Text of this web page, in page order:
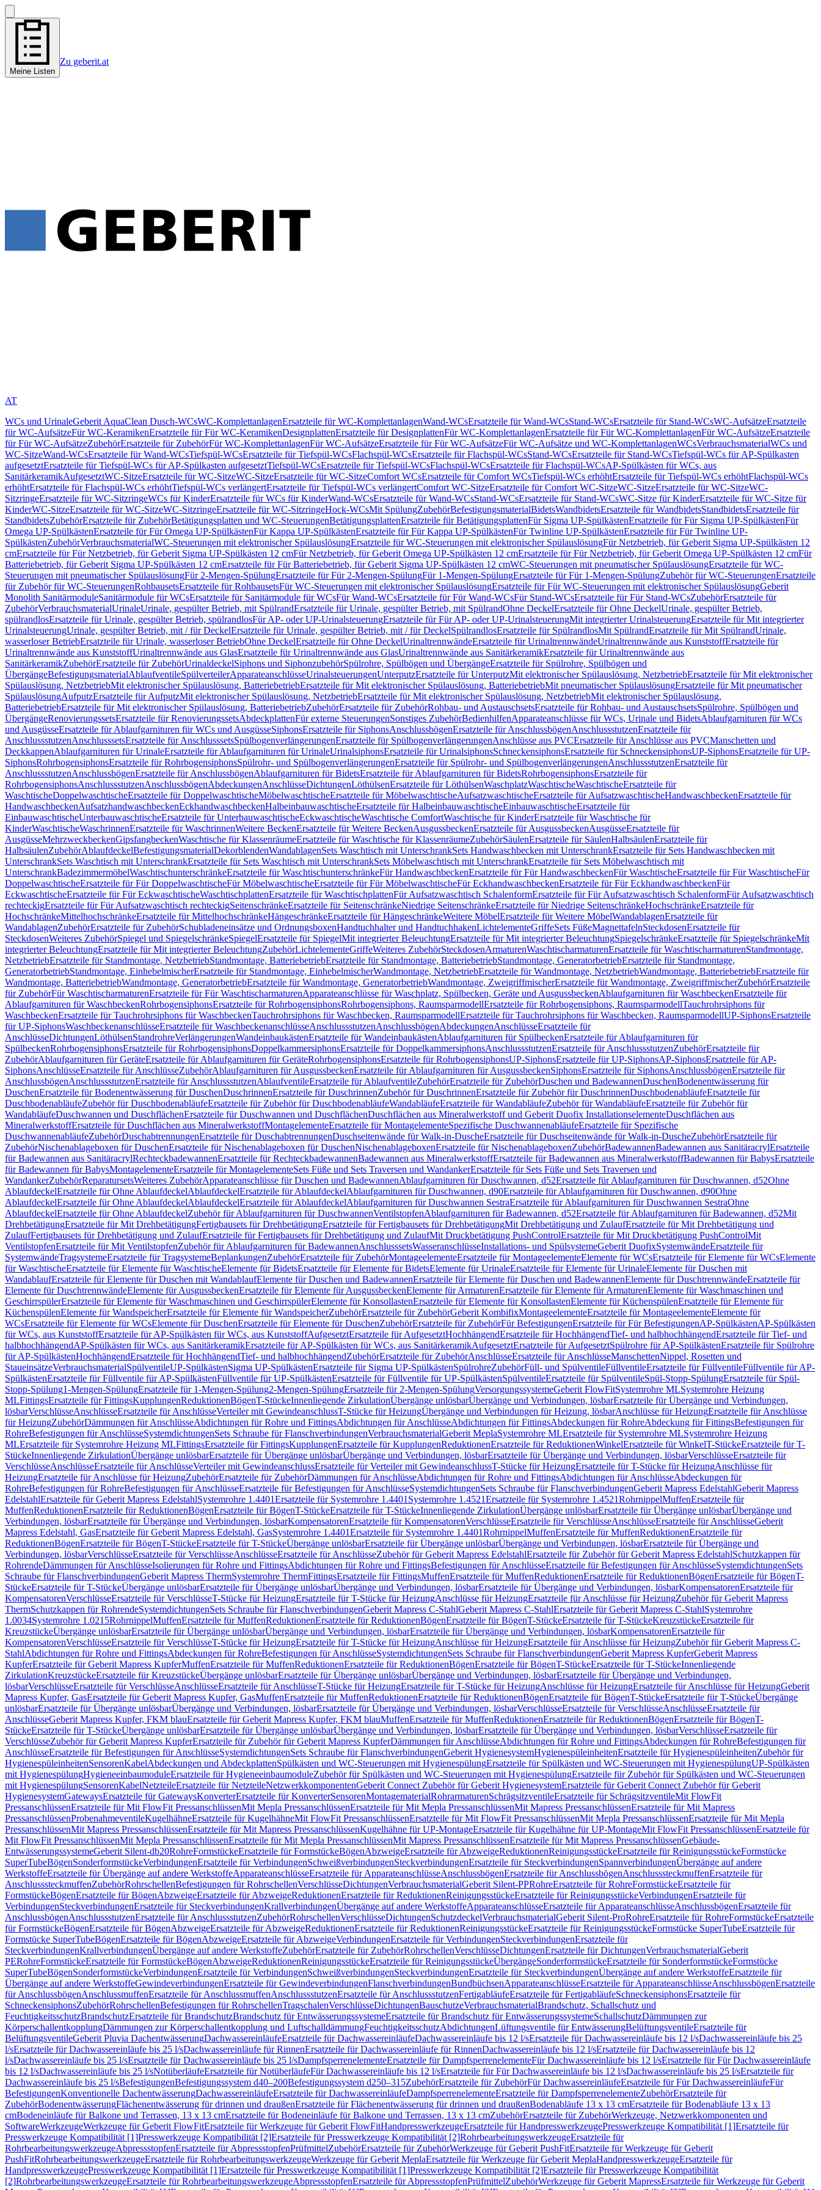
Meine Listen
Zu geberit.at
AT
WCs und UrinaleGeberit AquaClean Dusch-WCsWC-KomplettanlagenErsatzteile für WC-KomplettanlagenWand-WCsErsatzteile für Wand-WCsStand-WCsErsatzteile für Stand-WCsWC-AufsätzeErsatzteile
für WC-AufsätzeFür WC-KeramikenErsatzteile für Für WC-KeramikenDesignplattenErsatzteile für DesignplattenFür WC-KomplettanlagenErsatzteile für Für WC-KomplettanlagenFür WC-AufsätzeErsatzteile
für Für WC-AufsätzeZubehörErsatzteile für ZubehörFür WC-KomplettanlagenFür WC-AufsätzeErsatzteile für Für WC-AufsätzeFür WC-Aufsätze und WC-KomplettanlagenWCsVerbrauchsmaterialWCs und
WC-SitzeWand-WCsErsatzteile für Wand-WCsTiefspül-WCsErsatzteile für Tiefspül-WCsFlachspül-WCsErsatzteile für Flachspül-WCsStand-WCsErsatzteile für Stand-WCsTiefspül-WCs für AP-Spülkasten
aufgesetztErsatzteile für Tiefspül-WCs für AP-Spülkasten aufgesetztTiefspül-WCsErsatzteile für Tiefspül-WCsFlachspül-WCsErsatzteile für Flachspül-WCsAP-Spülkästen für WCs, aus
SanitärkeramikAufgesetztWC-SitzeErsatzteile für WC-SitzeWC-SitzeErsatzteile für WC-SitzeComfort WCsErsatzteile für Comfort WCsTiefspül-WCs erhöhtErsatzteile für Tiefspül-WCs erhöhtFlachspül-WCs
erhöhtErsatzteile für Flachspül-WCs erhöhtTiefspül-WCs verlängertErsatzteile für Tiefspül-WCs verlängertComfort WC-SitzeErsatzteile für Comfort WC-SitzeWC-SitzeErsatzteile für WC-SitzeWC-
SitzringeErsatzteile für WC-SitzringeWCs für KinderErsatzteile für WCs für KinderWand-WCsErsatzteile für Wand-WCsStand-WCsErsatzteile für Stand-WCsWC-Sitze für KinderErsatzteile für WC-Sitze für
KinderWC-SitzeErsatzteile für WC-SitzeWC-SitzringeErsatzteile für WC-SitzringeHock-WCsMit SpülungZubehörBefestigungsmaterialBidetsWandbidetsErsatzteile für WandbidetsStandbidetsErsatzteile für
StandbidetsZubehörErsatzteile für ZubehörBetätigungsplatten und WC-SteuerungenBetätigungsplattenErsatzteile für BetätigungsplattenFür Sigma UP-SpülkästenErsatzteile für Für Sigma UP-SpülkästenFür
Omega UP-SpülkästenErsatzteile für Für Omega UP-SpülkästenFür Kappa UP-SpülkästenErsatzteile für Für Kappa UP-SpülkästenFür Twinline UP-SpülkästenErsatzteile für Für Twinline UP-
SpülkästenZubehörVerbrauchsmaterialWC-Steuerungen mit elektronischer SpülauslösungErsatzteile für WC-Steuerungen mit elektronischer SpülauslösungFür Netzbetrieb, für Geberit Sigma UP-Spülkästen 12
cmErsatzteile für Für Netzbetrieb, für Geberit Sigma UP-Spülkästen 12 cmFür Netzbetrieb, für Geberit Omega UP-Spülkästen 12 cmErsatzteile für Für Netzbetrieb, für Geberit Omega UP-Spülkästen 12 cmFür
Batteriebetrieb, für Geberit Sigma UP-Spülkästen 12 cmErsatzteile für Für Batteriebetrieb, für Geberit Sigma UP-Spülkästen 12 cmWC-Steuerungen mit pneumatischer SpülauslösungErsatzteile für WC-
Steuerungen mit pneumatischer SpülauslösungFür 2-Mengen-SpülungErsatzteile für Für 2-Mengen-SpülungFür 1-Mengen-SpülungErsatzteile für Für 1-Mengen-SpülungZubehör für WC-SteuerungenErsatzteile
für Zubehör für WC-SteuerungenRohbausetsErsatzteile für RohbausetsFür WC-Steuerungen mit elektronischer SpülauslösungErsatzteile für Für WC-Steuerungen mit elektronischer SpülauslösungGeberit
Monolith SanitärmoduleSanitärmodule für WCsErsatzteile für Sanitärmodule für WCsFür Wand-WCsErsatzteile für Für Wand-WCsFür Stand-WCsErsatzteile für Für Stand-WCsZubehörErsatzteile für
ZubehörVerbrauchsmaterialUrinaleUrinale, gespülter Betrieb, mit SpülrandErsatzteile für Urinale, gespülter Betrieb, mit SpülrandOhne DeckelErsatzteile für Ohne DeckelUrinale, gespülter Betrieb,
spülrandlosErsatzteile für Urinale, gespülter Betrieb, spülrandlosFür AP- oder UP-UrinalsteuerungErsatzteile für Für AP- oder UP-UrinalsteuerungMit integrierter UrinalsteuerungErsatzteile für Mit integrierter
UrinalsteuerungUrinale, gespülter Betrieb, mit / für DeckelErsatzteile für Urinale, gespülter Betrieb, mit / für DeckelSpülrandlosErsatzteile für SpülrandlosMit SpülrandErsatzteile für Mit SpülrandUrinale,
wasserloser BetriebErsatzteile für Urinale, wasserloser BetriebOhne DeckelErsatzteile für Ohne DeckelUrinaltrennwändeErsatzteile für UrinaltrennwändeUrinaltrennwände aus KunststoffErsatzteile für
Urinaltrennwände aus KunststoffUrinaltrennwände aus GlasErsatzteile für Urinaltrennwände aus GlasUrinaltrennwände aus SanitärkeramikErsatzteile für Urinaltrennwände aus
SanitärkeramikZubehörErsatzteile für ZubehörUrinaldeckelSiphons und SiphonzubehörSpülrohre, Spülbögen und ÜbergängeErsatzteile für Spülrohre, Spülbögen und
ÜbergängeBefestigungsmaterialAblaufventileSpülverteilerApparateanschlüsseUrinalsteuerungenUnterputzErsatzteile für UnterputzMit elektronischer Spülauslösung, NetzbetriebErsatzteile für Mit elektronischer
Spülauslösung, NetzbetriebMit elektronischer Spülauslösung, BatteriebetriebErsatzteile für Mit elektronischer Spülauslösung, BatteriebetriebMit pneumatischer SpülauslösungErsatzteile für Mit pneumatischer
SpülauslösungAufputzErsatzteile für AufputzMit elektronischer Spülauslösung, NetzbetriebErsatzteile für Mit elektronischer Spülauslösung, NetzbetriebMit elektronischer Spülauslösung,
BatteriebetriebErsatzteile für Mit elektronischer Spülauslösung, BatteriebetriebZubehörErsatzteile für ZubehörRohbau- und AustauschsetsErsatzteile für Rohbau- und AustauschsetsSpülrohre, Spülbögen und
ÜbergängeRenovierungssetsErsatzteile für RenovierungssetsAbdeckplattenFür externe SteuerungenSonstiges ZubehörBedienhilfenApparateanschlüsse für WCs, Urinale und BidetsAblaufgarnituren für WCs
und AusgüsseErsatzteile für Ablaufgarnituren für WCs und AusgüsseSiphonsErsatzteile für SiphonsAnschlussbögenErsatzteile für AnschlussbögenAnschlussstutzenErsatzteile für
AnschlussstutzenAnschlusssetsErsatzteile für AnschlusssetsSpülbogenverlängerungenErsatzteile für SpülbogenverlängerungenAnschlüsse aus PVCErsatzteile für Anschlüsse aus PVCManschetten und
DeckkappenAblaufgarnituren für UrinaleErsatzteile für Ablaufgarnituren für UrinaleUrinalsiphonsErsatzteile für UrinalsiphonsSchneckensiphonsErsatzteile für SchneckensiphonsUP-SiphonsErsatzteile für UP-
SiphonsRohrbogensiphonsErsatzteile für RohrbogensiphonsSpülrohr- und SpülbogenverlängerungenErsatzteile für Spülrohr- und SpülbogenverlängerungenAnschlussstutzenErsatzteile für
AnschlussstutzenAnschlussbögenErsatzteile für AnschlussbögenAblaufgarnituren für BidetsErsatzteile für Ablaufgarnituren für BidetsRohrbogensiphonsErsatzteile für
RohrbogensiphonsAnschlussstutzenAnschlussbögenAbdeckungenAnschlüsseDichtungenLöthülsenErsatzteile für LöthülsenWaschplatzWaschtischeWaschtischeErsatzteile für
WaschtischeDoppelwaschtischeErsatzteile für DoppelwaschtischeMöbelwaschtischeErsatzteile für MöbelwaschtischeAufsatzwaschtischeErsatzteile für AufsatzwaschtischeHandwaschbeckenErsatzteile für
HandwaschbeckenAufsatzhandwaschbeckenEckhandwaschbeckenHalbeinbauwaschtischeErsatzteile für HalbeinbauwaschtischeEinbauwaschtischeErsatzteile für
EinbauwaschtischeUnterbauwaschtischeErsatzteile für UnterbauwaschtischeEckwaschtischeWaschtische ComfortWaschtische für KinderErsatzteile für Waschtische für
KinderWaschtischeWaschrinnenErsatzteile für WaschrinnenWeitere BeckenErsatzteile für Weitere BeckenAusgussbeckenErsatzteile für AusgussbeckenAusgüsseErsatzteile für
AusgüsseMehrzweckbeckenGipsfangbeckenWaschtische für KlassenräumeErsatzteile für Waschtische für KlassenräumeZubehörSäulenErsatzteile für SäulenHalbsäulenErsatzteile für
HalbsäulenZubehörAblaufdeckelBefestigungsmaterialDekorblendenWandablagenSets Waschtisch mit UnterschrankSets Handwaschbecken mit UnterschrankErsatzteile für Sets Handwaschbecken mit
UnterschrankSets Waschtisch mit UnterschrankErsatzteile für Sets Waschtisch mit UnterschrankSets Möbelwaschtisch mit UnterschrankErsatzteile für Sets Möbelwaschtisch mit
UnterschrankBadezimmermöbelWaschtischunterschränkeErsatzteile für WaschtischunterschränkeFür HandwaschbeckenErsatzteile für Für HandwaschbeckenFür WaschtischeErsatzteile für Für WaschtischeFür
DoppelwaschtischeErsatzteile für Für DoppelwaschtischeFür MöbelwaschtischeErsatzteile für Für MöbelwaschtischeFür EckhandwaschbeckenErsatzteile für Für EckhandwaschbeckenFür
EckwaschtischeErsatzteile für Für EckwaschtischeWaschtischplattenErsatzteile für WaschtischplattenFür Aufsatzwaschtisch SchalenformErsatzteile für Für Aufsatzwaschtisch SchalenformFür Aufsatzwaschtisch
rechteckigErsatzteile für Für Aufsatzwaschtisch rechteckigSeitenschränkeErsatzteile für SeitenschränkeNiedrige SeitenschränkeErsatzteile für Niedrige SeitenschränkeHochschränkeErsatzteile für
HochschränkeMittelhochschränkeErsatzteile für MittelhochschränkeHängeschränkeErsatzteile für HängeschränkeWeitere MöbelErsatzteile für Weitere MöbelWandablagenErsatzteile für
WandablagenZubehörErsatzteile für ZubehörSchubladeneinsätze und OrdnungsboxenHandtuchhalter und HandtuchhakenLichtelementeGriffeSets FüßeMagnettafelnSteckdosenErsatzteile für
SteckdosenWeiteres ZubehörSpiegel und SpiegelschränkeSpiegelErsatzteile für SpiegelMit integrierter BeleuchtungErsatzteile für Mit integrierter BeleuchtungSpiegelschränkeErsatzteile für SpiegelschränkeMit
integrierter BeleuchtungErsatzteile für Mit integrierter BeleuchtungZubehörLichtelementeGriffeWeiteres ZubehörSteckdosenArmaturenWaschtischarmaturenErsatzteile für WaschtischarmaturenStandmontage,
NetzbetriebErsatzteile für Standmontage, NetzbetriebStandmontage, BatteriebetriebErsatzteile für Standmontage, BatteriebetriebStandmontage, GeneratorbetriebErsatzteile für Standmontage,
GeneratorbetriebStandmontage, EinhebelmischerErsatzteile für Standmontage, EinhebelmischerWandmontage, NetzbetriebErsatzteile für Wandmontage, NetzbetriebWandmontage, BatteriebetriebErsatzteile für
Wandmontage, BatteriebetriebWandmontage, GeneratorbetriebErsatzteile für Wandmontage, GeneratorbetriebWandmontage, ZweigriffmischerErsatzteile für Wandmontage, ZweigriffmischerZubehörErsatzteile
für ZubehörFür WaschtischarmaturenErsatzteile für Für WaschtischarmaturenApparateanschlüsse für Waschplatz, Spülbecken, Geräte und AusgussbeckenAblaufgarnituren für WaschbeckenErsatzteile für
Ablaufgarnituren für WaschbeckenRohrbogensiphonsErsatzteile für RohrbogensiphonsRohrbogensiphons, RaumsparmodellErsatzteile für Rohrbogensiphons, RaumsparmodellTauchrohrsiphons für
WaschbeckenErsatzteile für Tauchrohrsiphons für WaschbeckenTauchrohrsiphons für Waschbecken, RaumsparmodellErsatzteile für Tauchrohrsiphons für Waschbecken, RaumsparmodellUP-SiphonsErsatzteile
für UP-SiphonsWaschbeckenanschlüsseErsatzteile für WaschbeckenanschlüsseAnschlussstutzenAnschlussbögenAbdeckungenAnschlüsseErsatzteile für
AnschlüsseDichtungenLöthülsenStandrohreVerlängerungenWandeinbaukästenErsatzteile für WandeinbaukästenAblaufgarnituren für SpülbeckenErsatzteile für Ablaufgarnituren für
SpülbeckenRohrbogensiphonsErsatzteile für RohrbogensiphonsDoppelkammersiphonsErsatzteile für DoppelkammersiphonsAnschlussstutzenErsatzteile für AnschlussstutzenZubehörErsatzteile für
ZubehörAblaufgarnituren für GeräteErsatzteile für Ablaufgarnituren für GeräteRohrbogensiphonsErsatzteile für RohrbogensiphonsUP-SiphonsErsatzteile für UP-SiphonsAP-SiphonsErsatzteile für AP-
SiphonsAnschlüsseErsatzteile für AnschlüsseZubehörAblaufgarnituren für AusgussbeckenErsatzteile für Ablaufgarnituren für AusgussbeckenSiphonsErsatzteile für SiphonsAnschlussbögenErsatzteile für
AnschlussbögenAnschlussstutzenErsatzteile für AnschlussstutzenAblaufventileErsatzteile für AblaufventileZubehörErsatzteile für ZubehörDuschen und BadewannenDuschenBodenentwässerung für
DuschenErsatzteile für Bodenentwässerung für DuschenDuschrinnenErsatzteile für DuschrinnenZubehör für DuschrinnenErsatzteile für Zubehör für DuschrinnenDuschbodenabläufeErsatzteile für
DuschbodenabläufeZubehör für DuschbodenabläufeErsatzteile für Zubehör für DuschbodenabläufeWandabläufeErsatzteile für WandabläufeZubehör für WandabläufeErsatzteile für Zubehör für
WandabläufeDuschwannen und DuschflächenErsatzteile für Duschwannen und DuschflächenDuschflächen aus Mineralwerkstoff und Geberit Duofix InstallationselementeDuschflächen aus
MineralwerkstoffErsatzteile für Duschflächen aus MineralwerkstoffMontagelementeErsatzteile für MontagelementeSpezifische DuschwannenabläufeErsatzteile für Spezifische
DuschwannenabläufeZubehörDuschabtrennungenErsatzteile für DuschabtrennungenDuschseitenwände für Walk-in-DuscheErsatzteile für Duschseitenwände für Walk-in-DuscheZubehörErsatzteile für
ZubehörNischenablageboxen für DuschenErsatzteile für Nischenablageboxen für DuschenNischenablageboxenErsatzteile für NischenablageboxenZubehörBadewannenBadewannen aus SanitäracrylErsatzteile
für Badewannen aus SanitäracrylRechteckbadewannenErsatzteile für RechteckbadewannenBadewannen aus MineralwerkstoffErsatzteile für Badewannen aus MineralwerkstoffBadewannen für BabysErsatzteile
für Badewannen für BabysMontagelementeErsatzteile für MontagelementeSets Füße und Sets Traversen und WandankerErsatzteile für Sets Füße und Sets Traversen und
WandankerZubehörReparatursetsWeiteres ZubehörApparateanschlüsse für Duschen und BadewannenAblaufgarnituren für Duschwannen, d52Ersatzteile für Ablaufgarnituren für Duschwannen, d52Ohne
AblaufdeckelErsatzteile für Ohne AblaufdeckelAblaufdeckelErsatzteile für AblaufdeckelAblaufgarnituren für Duschwannen, d90Ersatzteile für Ablaufgarnituren für Duschwannen, d90Ohne
AblaufdeckelErsatzteile für Ohne AblaufdeckelAblaufdeckelErsatzteile für AblaufdeckelAblaufgarnituren für Duschwannen SestraErsatzteile für Ablaufgarnituren für Duschwannen SestraOhne
AblaufdeckelErsatzteile für Ohne AblaufdeckelZubehör für Ablaufgarnituren für DuschwannenVentilstopfenAblaufgarnituren für Badewannen, d52Ersatzteile für Ablaufgarnituren für Badewannen, d52Mit
DrehbetätigungErsatzteile für Mit DrehbetätigungFertigbausets für DrehbetätigungErsatzteile für Fertigbausets für DrehbetätigungMit Drehbetätigung und ZulaufErsatzteile für Mit Drehbetätigung und
ZulaufFertigbausets für Drehbetätigung und ZulaufErsatzteile für Fertigbausets für Drehbetätigung und ZulaufMit Druckbetätigung PushControlErsatzteile für Mit Druckbetätigung PushControlMit
VentilstopfenErsatzteile für Mit VentilstopfenZubehör für Ablaufgarnituren für BadewannenAnschlusssetsWasseranschlüsseInstallations- und SpülsystemeGeberit DuofixSystemwändeErsatzteile für
SystemwändeTragsystemeErsatzteile für TragsystemeBeplankungenZubehörErsatzteile für ZubehörMontageelementeErsatzteile für MontageelementeElemente für WCsErsatzteile für Elemente für WCsElemente
für WaschtischeErsatzteile für Elemente für WaschtischeElemente für BidetsErsatzteile für Elemente für BidetsElemente für UrinaleErsatzteile für Elemente für UrinaleElemente für Duschen mit
WandablaufErsatzteile für Elemente für Duschen mit WandablaufElemente für Duschen und BadewannenErsatzteile für Elemente für Duschen und BadewannenElemente für DuschtrennwändeErsatzteile für
Elemente für DuschtrennwändeElemente für AusgussbeckenErsatzteile für Elemente für AusgussbeckenElemente für ArmaturenErsatzteile für Elemente für ArmaturenElemente für Waschmaschinen und
GeschirrspülerErsatzteile für Elemente für Waschmaschinen und GeschirrspülerElemente für KonsollastenErsatzteile für Elemente für KonsollastenElemente für KüchenspülenErsatzteile für Elemente für
KüchenspülenElemente für WandspeicherErsatzteile für Elemente für WandspeicherZubehörErsatzteile für ZubehörGeberit KombifixMontageelementeErsatzteile für MontageelementeElemente für
WCsErsatzteile für Elemente für WCsElemente für DuschenErsatzteile für Elemente für DuschenZubehörErsatzteile für ZubehörFür BefestigungenErsatzteile für Für BefestigungenAP-SpülkästenAP-Spülkästen
für WCs, aus KunststoffErsatzteile für AP-Spülkästen für WCs, aus KunststoffAufgesetztErsatzteile für AufgesetztHochhängendErsatzteile für HochhängendTief- und halbhochhängendErsatzteile für Tief- und
halbhochhängendAP-Spülkästen für WCs, aus SanitärkeramikErsatzteile für AP-Spülkästen für WCs, aus SanitärkeramikAufgesetztErsatzteile für AufgesetztSpülrohre für AP-SpülkästenErsatzteile für Spülrohre
für AP-SpülkästenHochhängendErsatzteile für HochhängendTief- und halbhochhängendZubehörErsatzteile für ZubehörAnschlüsseErsatzteile für AnschlüsseManschettenNippel, Rosetten und
StaueinsätzeVerbrauchsmaterialSpülventileUP-SpülkästenSigma UP-SpülkästenErsatzteile für Sigma UP-SpülkästenSpülrohreZubehörFüll- und SpülventileFüllventileErsatzteile für FüllventileFüllventile für AP-
SpülkästenErsatzteile für Füllventile für AP-SpülkästenFüllventile für UP-SpülkästenErsatzteile für Füllventile für UP-SpülkästenSpülventileErsatzteile für SpülventileSpül-Stopp-SpülungErsatzteile für Spül-
Stopp-Spülung1-Mengen-SpülungErsatzteile für 1-Mengen-Spülung2-Mengen-SpülungErsatzteile für 2-Mengen-SpülungVersorgungssystemeGeberit FlowFitSystemrohre MLSystemrohre Heizung
MLFittingsErsatzteile für FittingsKupplungenReduktionenBögenT-StückeInnenliegende ZirkulationÜbergänge unlösbarÜbergänge und Verbindungen, lösbarErsatzteile für Übergänge und Verbindungen,
lösbarVerschlüsseAnschlüsseErsatzteile für AnschlüsseVerteiler mit GewindeanschlussT-Stücke für HeizungÜbergänge und Verbindungen für Heizung, lösbarAnschlüsse für HeizungErsatzteile für Anschlüsse
für HeizungZubehörDämmungen für AnschlüsseAbdichtungen für Rohre und FittingsAbdichtungen für AnschlüsseAbdichtungen für FittingsAbdeckungen für RohreAbdeckung für FittingsBefestigungen für
RohreBefestigungen für AnschlüsseSystemdichtungenSets Schraube für FlanschverbindungenVerbrauchsmaterialGeberit MeplaSystemrohre MLErsatzteile für Systemrohre MLSystemrohre Heizung
MLErsatzteile für Systemrohre Heizung MLFittingsErsatzteile für FittingsKupplungenErsatzteile für KupplungenReduktionenErsatzteile für ReduktionenWinkelErsatzteile für WinkelT-StückeErsatzteile für T-
StückeInnenliegende ZirkulationÜbergänge unlösbarErsatzteile für Übergänge unlösbarÜbergänge und Verbindungen, lösbarErsatzteile für Übergänge und Verbindungen, lösbarVerschlüsseErsatzteile für
VerschlüsseAnschlüsseErsatzteile für AnschlüsseVerteiler mit GewindeanschlussErsatzteile für Verteiler mit GewindeanschlussT-Stücke für HeizungErsatzteile für T-Stücke für HeizungAnschlüsse für
HeizungErsatzteile für Anschlüsse für HeizungZubehörErsatzteile für ZubehörDämmungen für AnschlüsseAbdichtungen für Rohre und FittingsAbdichtungen für AnschlüsseAbdeckungen für
RohreBefestigungen für RohreBefestigungen für AnschlüsseErsatzteile für Befestigungen für AnschlüsseSystemdichtungenSets Schraube für FlanschverbindungenGeberit Mapress EdelstahlGeberit Mapress
EdelstahlErsatzteile für Geberit Mapress EdelstahlSystemrohre 1.4401Ersatzteile für Systemrohre 1.4401 Systemrohre 1.4521Ersatzteile für Systemrohre 1.4521RohrnippelMuffenErsatzteile für
MuffenReduktionenErsatzteile für ReduktionenBögenErsatzteile für BögenT-StückeErsatzteile für T-StückeInnenliegende ZirkulationÜbergänge unlösbarErsatzteile für Übergänge unlösbarÜbergänge und
Verbindungen, lösbarErsatzteile für Übergänge und Verbindungen, lösbarKompensatorenErsatzteile für KompensatorenVerschlüsseErsatzteile für VerschlüsseAnschlüsseErsatzteile für AnschlüsseGeberit
Mapress Edelstahl, GasErsatzteile für Geberit Mapress Edelstahl, GasSystemrohre 1.4401Ersatzteile für Systemrohre 1.4401RohrnippelMuffenErsatzteile für MuffenReduktionenErsatzteile für
ReduktionenBögenErsatzteile für BögenT-StückeErsatzteile für T-StückeÜbergänge unlösbarErsatzteile für Übergänge unlösbarÜbergänge und Verbindungen, lösbarErsatzteile für Übergänge und
Verbindungen, lösbarVerschlüsseErsatzteile für VerschlüsseAnschlüsseErsatzteile für AnschlüsseZubehör für Geberit Mapress EdelstahlErsatzteile für Zubehör für Geberit Mapress EdelstahlSchutzkappen für
RohrendeDämmungen für AnschlüsseIsolierungen für Rohre und FittingsAbdichtungen für Rohre und FittingsBefestigungen für AnschlüsseErsatzteile für Befestigungen für AnschlüsseSystemdichtungenSets
Schraube für FlanschverbindungenGeberit Mapress ThermSystemrohre ThermFittingsErsatzteile für FittingsMuffenErsatzteile für MuffenReduktionenErsatzteile für ReduktionenBögenErsatzteile für BögenT-
StückeErsatzteile für T-StückeÜbergänge unlösbarErsatzteile für Übergänge unlösbarÜbergänge und Verbindungen, lösbarErsatzteile für Übergänge und Verbindungen, lösbarKompensatorenErsatzteile für
KompensatorenVerschlüsseErsatzteile für VerschlüsseT-Stücke für HeizungErsatzteile für T-Stücke für HeizungAnschlüsse für HeizungErsatzteile für Anschlüsse für HeizungZubehör für Geberit Mapress
ThermSchutzkappen für RohrendeSystemdichtungenSets Schraube für FlanschverbindungenGeberit Mapress C-StahlGeberit Mapress C-StahlErsatzteile für Geberit Mapress C-StahlSystemrohre
1.0034Systemrohre 1.0215RohrnippelMuffenErsatzteile für MuffenReduktionenErsatzteile für ReduktionenBögenErsatzteile für BögenT-StückeErsatzteile für T-StückeKreuzstückeErsatzteile für
KreuzstückeÜbergänge unlösbarErsatzteile für Übergänge unlösbarÜbergänge und Verbindungen, lösbarErsatzteile für Übergänge und Verbindungen, lösbarKompensatorenErsatzteile für
KompensatorenVerschlüsseErsatzteile für VerschlüsseT-Stücke für HeizungErsatzteile für T-Stücke für HeizungAnschlüsse für HeizungErsatzteile für Anschlüsse für HeizungZubehör für Geberit Mapress C-
StahlAbdichtungen für Rohre und FittingsAbdeckungen für RohreBefestigungen für AnschlüsseSystemdichtungenSets Schraube für FlanschverbindungenGeberit Mapress KupferGeberit Mapress
KupferErsatzteile für Geberit Mapress KupferMuffenErsatzteile für MuffenReduktionenErsatzteile für ReduktionenBögenErsatzteile für BögenT-StückeErsatzteile für T-StückeInnenliegende
ZirkulationKreuzstückeErsatzteile für KreuzstückeÜbergänge unlösbarErsatzteile für Übergänge unlösbarÜbergänge und Verbindungen, lösbarErsatzteile für Übergänge und Verbindungen,
lösbarVerschlüsseErsatzteile für VerschlüsseAnschlüsseErsatzteile für AnschlüsseT-Stücke für HeizungErsatzteile für T-Stücke für HeizungAnschlüsse für HeizungErsatzteile für Anschlüsse für HeizungGeberit
Mapress Kupfer, GasErsatzteile für Geberit Mapress Kupfer, GasMuffenErsatzteile für MuffenReduktionenErsatzteile für ReduktionenBögenErsatzteile für BögenT-StückeErsatzteile für T-StückeÜbergänge
unlösbarErsatzteile für Übergänge unlösbarÜbergänge und Verbindungen, lösbarErsatzteile für Übergänge und Verbindungen, lösbarVerschlüsseErsatzteile für VerschlüsseAnschlüsseErsatzteile für
AnschlüsseGeberit Mapress Kupfer, FKM blauErsatzteile für Geberit Mapress Kupfer, FKM blauMuffenErsatzteile für MuffenReduktionenErsatzteile für ReduktionenBögenErsatzteile für BögenT-
StückeErsatzteile für T-StückeÜbergänge unlösbarErsatzteile für Übergänge unlösbarÜbergänge und Verbindungen, lösbarErsatzteile für Übergänge und Verbindungen, lösbarVerschlüsseErsatzteile für
VerschlüsseZubehör für Geberit Mapress KupferErsatzteile für Zubehör für Geberit Mapress KupferDämmungen für AnschlüsseAbdichtungen für Rohre und FittingsAbdeckungen für RohreBefestigungen für
AnschlüsseErsatzteile für Befestigungen für AnschlüsseSystemdichtungenSets Schraube für FlanschverbindungenGeberit HygienesystemHygienespüleinheitenErsatzteile für HygienespüleinheitenZubehör für
HygienespüleinheitenSensorenKabelAbdeckungen und AbdeckplattenSpülkästen und WC-Steuerungen mit HygienespülungErsatzteile für Spülkästen und WC-Steuerungen mit HygienespülungUP-Spülkästen
mit HygienespülungHygieneeinbaumoduleErsatzteile für HygieneeinbaumoduleZubehör für Spülkästen und WC-Steuerungen mit HygienespülungErsatzteile für Zubehör für Spülkästen und WC-Steuerungen
mit HygienespülungSensorenKabelNetzteileErsatzteile für NetzteileNetzwerkkomponentenGeberit Connect Zubehör für Geberit HygienesystemErsatzteile für Geberit Connect Zubehör für Geberit
HygienesystemGatewaysErsatzteile für GatewaysKonverterErsatzteile für KonverterSensorenMontagematerialRohrarmaturenSchrägsitzventileErsatzteile für SchrägsitzventileMit FlowFit
PressanschlüssenErsatzteile für Mit FlowFit PressanschlüssenMit Mepla PressanschlüssenErsatzteile für Mit Mepla PressanschlüssenMit Mapress PressanschlüssenErsatzteile für Mit Mapress
PressanschlüssenProbenahmeventileKugelhähneErsatzteile für KugelhähneMit FlowFit PressanschlüssenErsatzteile für Mit FlowFit PressanschlüssenMit Mepla PressanschlüssenErsatzteile für Mit Mepla
PressanschlüssenMit Mapress PressanschlüssenErsatzteile für Mit Mapress PressanschlüssenKugelhähne für UP-MontageErsatzteile für Kugelhähne für UP-MontageMit FlowFit PressanschlüssenErsatzteile für
Mit FlowFit PressanschlüssenMit Mepla PressanschlüssenErsatzteile für Mit Mepla PressanschlüssenMit Mapress PressanschlüssenErsatzteile für Mit Mapress PressanschlüssenGebäude-
EntwässerungssystemeGeberit Silent-db20RohreFormstückeErsatzteile für FormstückeBögenAbzweigeErsatzteile für AbzweigeReduktionenReinigungsstückeErsatzteile für ReinigungsstückeFormstücke
SuperTubeBögenSonderformstückeVerbindungenErsatzteile für VerbindungenSchweißverbindungenSteckverbindungenErsatzteile für SteckverbindungenSpannverbindungenÜbergänge auf andere
WerkstoffeErsatzteile für Übergänge auf andere WerkstoffeApparateanschlüsseErsatzteile für ApparateanschlüsseAnschlussbögenErsatzteile für AnschlussbögenAnschlusssteckmuffenErsatzteile für
AnschlusssteckmuffenZubehörRohrschellenBefestigungen für RohrschellenVerschlüsseDichtungenVerbrauchsmaterialGeberit Silent-PPRohreErsatzteile für RohreFormstückeErsatzteile für
FormstückeBögenErsatzteile für BögenAbzweigeErsatzteile für AbzweigeReduktionenErsatzteile für ReduktionenReinigungsstückeErsatzteile für ReinigungsstückeVerbindungenErsatzteile für
VerbindungenSteckverbindungenErsatzteile für SteckverbindungenKrallverbindungenÜbergänge auf andere WerkstoffeApparateanschlüsseErsatzteile für ApparateanschlüsseAnschlussbögenErsatzteile für
AnschlussbögenAnschlussstutzenErsatzteile für AnschlussstutzenZubehörRohrschellenVerschlüsseDichtungenSchutzdeckelVerbrauchsmaterialGeberit Silent-ProRohreErsatzteile für RohreFormstückeErsatzteile
für FormstückeBögenErsatzteile für BögenAbzweigeErsatzteile für AbzweigeReduktionenErsatzteile für ReduktionenReinigungsstückeErsatzteile für ReinigungsstückeFormstücke SuperTubeErsatzteile für
Formstücke SuperTubeBögenErsatzteile für BögenAbzweigeErsatzteile für AbzweigeVerbindungenErsatzteile für VerbindungenSteckverbindungenErsatzteile für
SteckverbindungenKrallverbindungenÜbergänge auf andere WerkstoffeZubehörErsatzteile für ZubehörRohrschellenVerschlüsseDichtungenErsatzteile für DichtungenVerbrauchsmaterialGeberit
PERohreFormstückeErsatzteile für FormstückeBögenAbzweigeReduktionenReinigungsstückeErsatzteile für ReinigungsstückeÜbergängeSonderformstückeErsatzteile für SonderformstückeFormstücke
SuperTubeBögenSonderformstückeVerbindungenErsatzteile für VerbindungenSchweißverbindungenSteckverbindungenErsatzteile für SteckverbindungenÜbergänge auf andere WerkstoffeErsatzteile für
Übergänge auf andere WerkstoffeGewindeverbindungenErsatzteile für GewindeverbindungenFlanschverbindungenBundbüchsenApparateanschlüsseErsatzteile für ApparateanschlüsseAnschlussbögenErsatzteile
für AnschlussbögenAnschlussmuffenErsatzteile für AnschlussmuffenAnschlussstutzenErsatzteile für AnschlussstutzenFertigabläufeErsatzteile für FertigabläufeSchneckensiphonsErsatzteile für
SchneckensiphonsZubehörRohrschellenBefestigungen für RohrschellenTragschalenVerschlüsseDichtungenBauschutzeVerbrauchsmaterialBrandschutz, Schallschutz und
FeuchtigkeitsschutzBrandschutzErsatzteile für BrandschutzBrandschutz für EntwässerungssystemeErsatzteile für Brandschutz für EntwässerungssystemeSchallschutzDämmungen zur
KörperschallentkopplungDämmungen zur Körperschallentkopplung und LuftschalldämmungFeuchtigkeitsschutzAbdichtungenLüftungsventile für EntwässerungBelüftungsventileErsatzteile für
BelüftungsventileGeberit Pluvia DachentwässerungDachwassereinläufeErsatzteile für DachwassereinläufeDachwassereinläufe bis 12 l/sErsatzteile für Dachwassereinläufe bis 12 l/sDachwassereinläufe bis 25
l/sErsatzteile für Dachwassereinläufe bis 25 l/sDachwassereinläufe für RinnenErsatzteile für Dachwassereinläufe für RinnenDachwassereinläufe bis 12 l/sErsatzteile für Dachwassereinläufe bis 12
l/sDachwassereinläufe bis 25 l/sErsatzteile für Dachwassereinläufe bis 25 l/sDampfsperrenelementeErsatzteile für DampfsperrenelementeFür Dachwassereinläufe bis 12 l/sErsatzteile für Für Dachwassereinläufe
bis 12 l/sDachwassereinläufe bis 25 l/sNotüberläufeErsatzteile für NotüberläufeFür Dachwassereinläufe bis 12 l/sErsatzteile für Für Dachwassereinläufe bis 12 l/sDachwassereinläufe bis 25 l/sErsatzteile für
Dachwassereinläufe bis 25 l/sBefestigungenBefestigungssystem d40–200Befestigungssystem d250–315ZubehörErsatzteile für ZubehörFür DachwassereinläufeErsatzteile für Für DachwassereinläufeFür
BefestigungenKonventionelle DachentwässerungDachwassereinläufeErsatzteile für DachwassereinläufeDampfsperrenelementeErsatzteile für DampfsperrenelementeZubehörErsatzteile für
ZubehörBodenentwässerungFlächenentwässerung für drinnen und draußenErsatzteile für Flächenentwässerung für drinnen und draußenBodenabläufe 13 x 13 cmErsatzteile für Bodenabläufe 13 x 13
cmBodeneinläufe für Balkone und Terrassen, 13 x 13 cmErsatzteile für Bodeneinläufe für Balkone und Terrassen, 13 x 13 cmZubehörErsatzteile für ZubehörWerkzeuge, Netzwerkkomponenten und
SoftwareWerkzeugeWerkzeuge für Geberit FlowFitErsatzteile für Werkzeuge für Geberit FlowFitHandpresswerkzeugeErsatzteile für HandpresswerkzeugePresswerkzeuge Kompatibilität [1]Ersatzteile für
Presswerkzeuge Kompatibilität [1]Presswerkzeuge Kompatibilität [2]Ersatzteile für Presswerkzeuge Kompatibilität [2]RohrbearbeitungswerkzeugeErsatzteile für
RohrbearbeitungswerkzeugeAbpressstopfenErsatzteile für AbpressstopfenPrüfmittelZubehörErsatzteile für ZubehörWerkzeuge für Geberit PushFitErsatzteile für Werkzeuge für Geberit
PushFitRohrbearbeitungswerkzeugeErsatzteile für RohrbearbeitungswerkzeugeWerkzeuge für Geberit MeplaErsatzteile für Werkzeuge für Geberit MeplaHandpresswerkzeugeErsatzteile für
HandpresswerkzeugePresswerkzeuge Kompatibilität [1]Ersatzteile für Presswerkzeuge Kompatibilität [1]Presswerkzeuge Kompatibilität [2]Ersatzteile für Presswerkzeuge Kompatibilität
[2]RohrbearbeitungswerkzeugeErsatzteile für RohrbearbeitungswerkzeugeAbpressstopfenErsatzteile für AbpressstopfenPrüfmittelZubehörWerkzeuge für Geberit MapressErsatzteile für Werkzeuge für Geberit